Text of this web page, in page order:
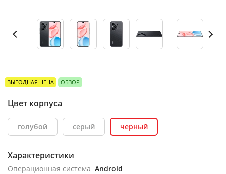
ВЫГОДНАЯ ЦЕНА ОБЗОР
Цвет корпуса
голубой серый черный
Характеристики
Операционная система Android